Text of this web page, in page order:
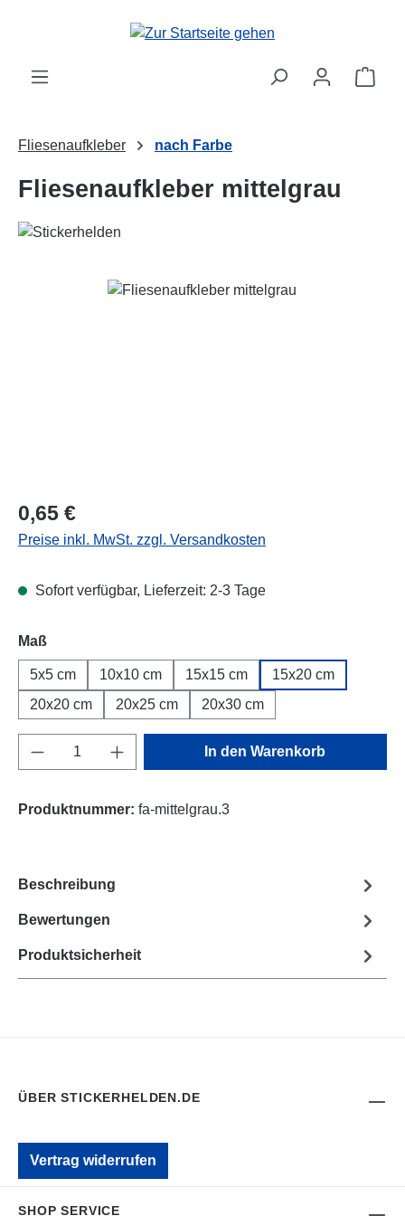
Zum Hauptinhalt springen
Fliesenaufkleber nach Farbe
Fliesenaufkleber mittelgrau
Bildergalerie überspringen
Regulärer Preis:
0,65 €
Preise inkl. MwSt. zzgl. Versandkosten
Sofort verfügbar, Lieferzeit: 2-3 Tage
Maß
5x5 cm 10x10 cm 15x15 cm
15x20 cm
20x20 cm
20x25 cm 20x30 cm
Produkt Anzahl: Gib den gewünschten
In den Warenkorb
Produktnummer: fa-mittelgrau.3
Beschreibung
Bewertungen
Produktsicherheit
ÜBER STICKERHELDEN.DE
Vertrag widerrufen
SHOP SERVICE